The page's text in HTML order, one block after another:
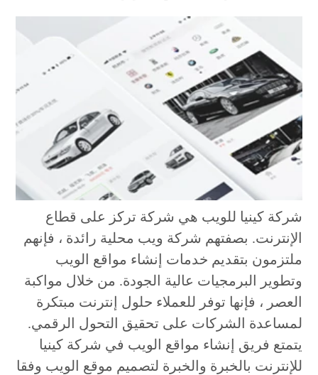
شركة كينيا للويب هي شركة تركز على قطاع
الإنترنت. بصفتهم شركة ويب محلية رائدة ، فإنهم
ملتزمون بتقديم خدمات إنشاء مواقع الويب
وتطوير البرمجيات عالية الجودة. من خلال مواكبة
العصر ، فإنها توفر للعملاء حلول إنترنت مبتكرة
لمساعدة الشركات على تحقيق التحول الرقمي.
يتمتع فريق إنشاء مواقع الويب في شركة كينيا
للإنترنت بالخبرة والخبرة لتصميم موقع الويب وفقا